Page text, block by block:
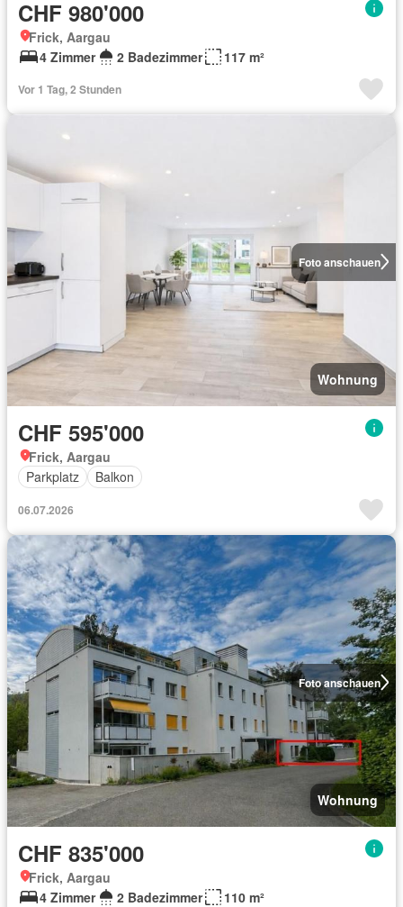
CHF 980'000
Frick, Aargau
4 Zimmer
2 Badezimmer 117 m²
Vor 1 Tag, 2 Stunden
Foto anschauen
Wohnung
CHF 595'000
Frick, Aargau
Parkplatz
Balkon
06.07.2026
Foto anschauen
Wohnung
CHF 835'000
Frick, Aargau
4 Zimmer
2 Badezimmer
110 m²